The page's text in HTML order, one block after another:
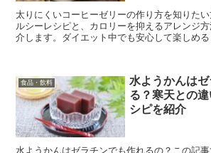
太りにくいコーヒーゼリーの作り方を知りた
ルシーレシピと、カロリーを抑えるアレンジ
介します。ダイエット中でも安心して楽しめ
食品・飲料
水ようかんは
る？寒天との
シピを紹介
水ようかんはゼラチンでも作れるの？この記